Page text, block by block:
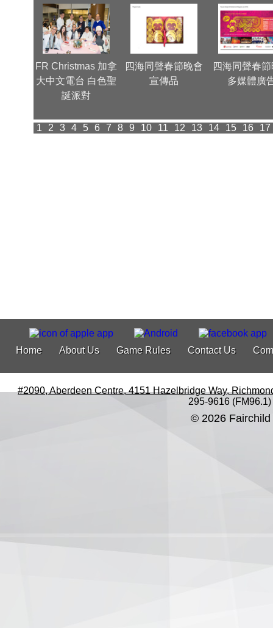
FR Christmas 加拿
大中文電台 白色聖
誕派對
四海同聲春節晚會
宣傳品
四海同聲春
多媒體廣
1 2 3 4 5 6 7 8 9 10 11 12 13 14 15 16 17
Home About Us Game Rules Contact Us
#2090, Aberdeen Centre, 4151 Hazelbridge Way,
295-9616 (FM96.1)
© 2026 Fairchild